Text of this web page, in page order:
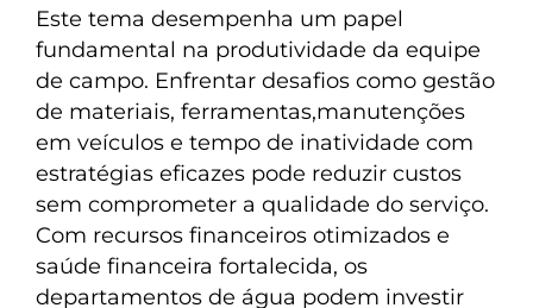
Este tema desempenha um papel
fundamental na produtividade da equipe
de campo. Enfrentar desafios como gestão
de materiais, ferramentas,manutenções
em veículos e tempo de inatividade com
estratégias eficazes pode reduzir custos
sem comprometer a qualidade do serviço.
Com recursos financeiros otimizados e
saúde financeira fortalecida, os
departamentos de água podem investir